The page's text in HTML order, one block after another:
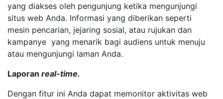
yang diakses oleh pengunjung ketika mengunjungi
situs web Anda. Informasi yang diberikan seperti
mesin pencarian, jejaring sosial, atau rujukan dan
kampanye yang menarik bagi audiens untuk menuju
atau mengunjungi laman Anda.
Laporan real-time.
Dengan fitur ini Anda dapat memonitor aktivitas web